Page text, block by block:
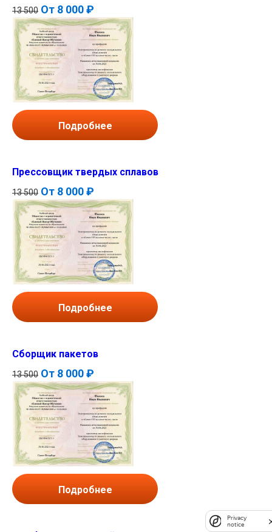
13 500 От 8 000 ₽
Подробнее
Прессовщик твердых сплавов
13 500 От 8 000 ₽
Подробнее
Сборщик пакетов
13 500 От 8 000 ₽
Подробнее
Privacy
notice